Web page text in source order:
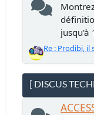
jusqu'à
Re : Prodibi, il
[ DISCUS